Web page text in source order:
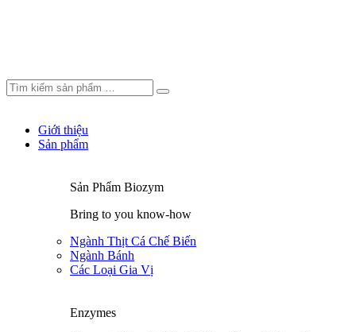
Giới thiệu
Sản phẩm
Sản Phẩm Biozym
Bring to you know-how
Ngành Thịt Cá Chế Biến
Ngành Bánh
Các Loại Gia Vị
Enzymes